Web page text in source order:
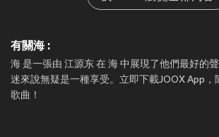
有關海 :
海 是一張由 江源东 在 海 中展現了他們最好的
迷來說無疑是一種享受。立即下載JOOX App，
歌曲！